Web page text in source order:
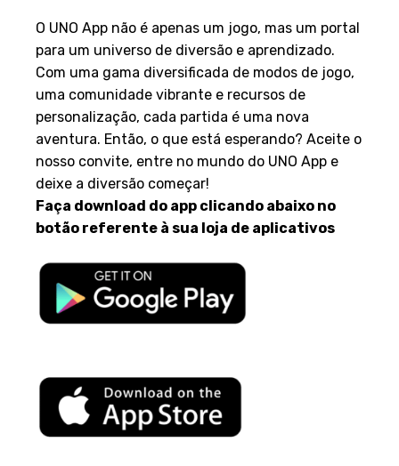
O UNO App não é apenas um jogo, mas um portal
para um universo de diversão e aprendizado.
Com uma gama diversificada de modos de jogo,
uma comunidade vibrante e recursos de
personalização, cada partida é uma nova
aventura. Então, o que está esperando? Aceite o
nosso convite, entre no mundo do UNO App e
deixe a diversão começar!
Faça download do app clicando abaixo no
botão referente à sua loja de aplicativos